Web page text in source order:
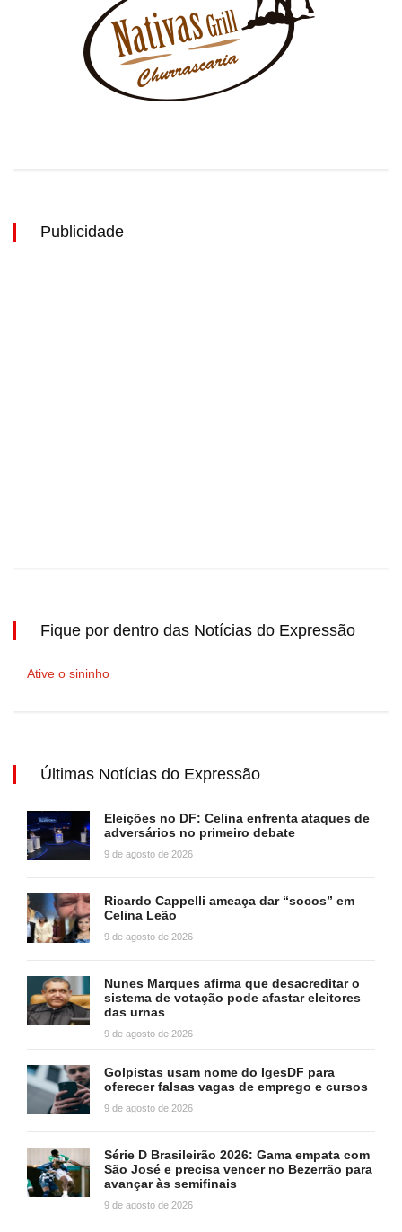
Publicidade
Fique por dentro das Notícias do Expressão
Ative o sininho
Últimas Notícias do Expressão
Eleições no DF: Celina enfrenta ataques de
adversários no primeiro debate
9 de agosto de 2026
Ricardo Cappelli ameaça dar “socos” em
Celina Leão
9 de agosto de 2026
Nunes Marques afirma que desacreditar o
sistema de votação pode afastar eleitores
das urnas
9 de agosto de 2026
Golpistas usam nome do IgesDF para
oferecer falsas vagas de emprego e cursos
9 de agosto de 2026
Série D Brasileirão 2026: Gama empata com
São José e precisa vencer no Bezerrão para
avançar às semifinais
9 de agosto de 2026